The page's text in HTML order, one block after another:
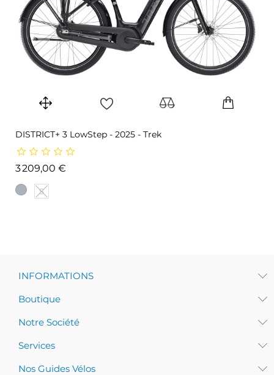
DISTRICT+ 3 LowStep - 2025 - Trek
3 209,00 €
S
INFORMATIONS
Boutique
Notre Société
Services
Nos Guides Vélos